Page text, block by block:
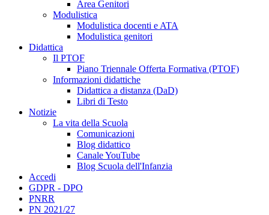
Area Genitori
Modulistica
Modulistica docenti e ATA
Modulistica genitori
Didattica
Il PTOF
Piano Triennale Offerta Formativa (PTOF)
Informazioni didattiche
Didattica a distanza (DaD)
Libri di Testo
Notizie
La vita della Scuola
Comunicazioni
Blog didattico
Canale YouTube
Blog Scuola dell'Infanzia
Accedi
GDPR - DPO
PNRR
PN 2021/27